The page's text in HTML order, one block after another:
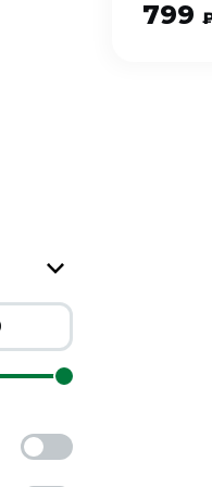
799